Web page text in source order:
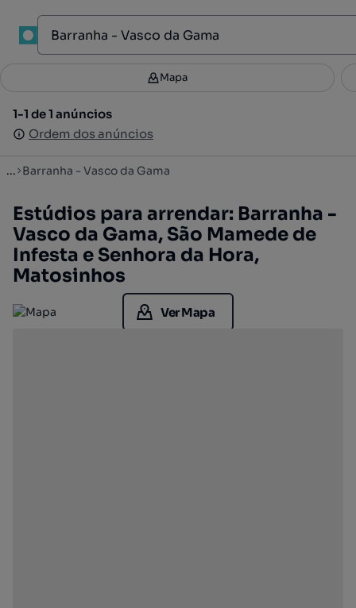
Filtros 3
1-1 de 1 anúncios
Ordem dos anúncios
Mapa
1-1 de 1 anúncios
Ordem dos anúncios
... Barranha - Vasco da Gama
Estúdios para arrendar: Barranha -
Vasco da Gama, São Mamede de
Infesta e Senhora da Hora,
Matosinhos
Ver Mapa